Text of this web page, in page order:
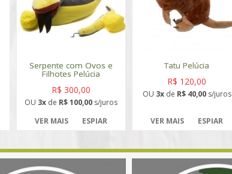
Serpente com Ovos e
Filhotes Pelúcia
R$ 300,00
OU 3xde R$ 100,00s/juros
VER MAIS
ESPIAR
Tatu Pelúcia
R$ 120,00
OU 3xde R$ 40,00s/juros
VER MAIS ESPIAR